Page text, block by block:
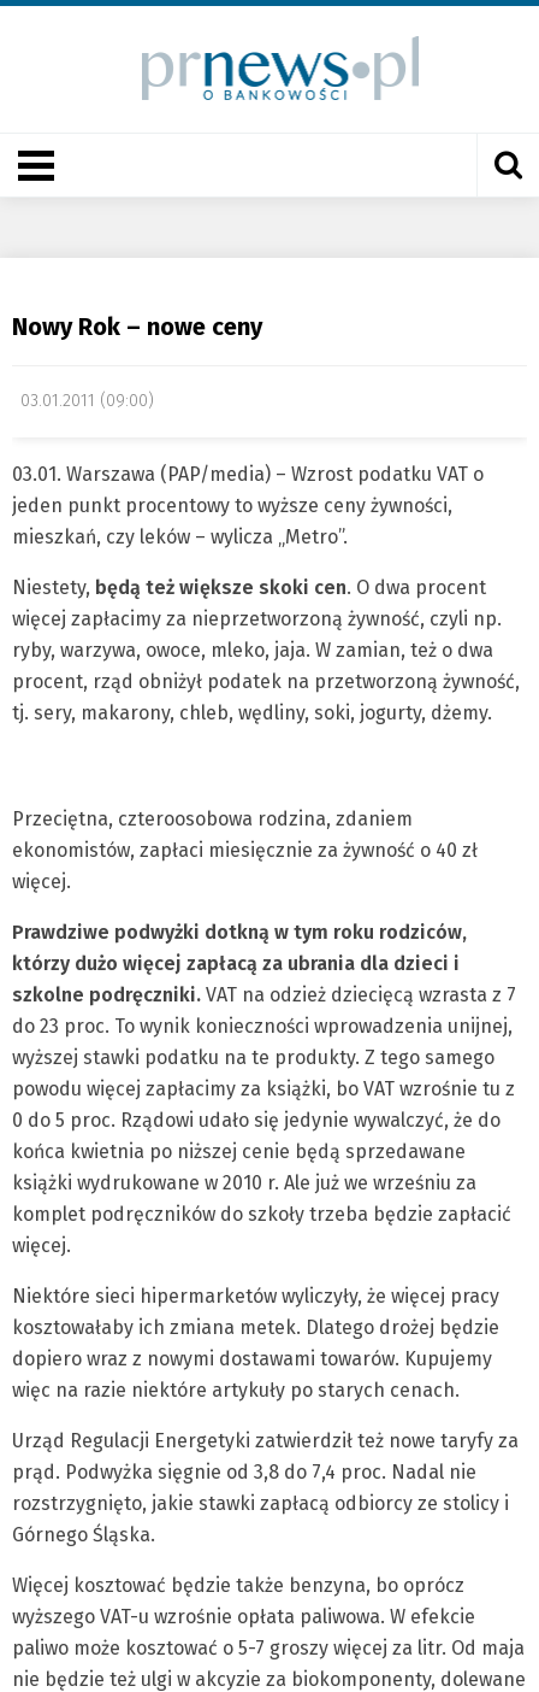
Nowy Rok – nowe ceny
03.01.2011 (09:00)
03.01. Warszawa (PAP/media) – Wzrost podatku VAT o
jeden punkt procentowy to wyższe ceny żywności,
mieszkań, czy leków – wylicza „Metro”.
Niestety, będą też większe skoki cen. O dwa procent
więcej zapłacimy za nieprzetworzoną żywność, czyli np.
ryby, warzywa, owoce, mleko, jaja. W zamian, też o dwa
procent, rząd obniżył podatek na przetworzoną żywność,
tj. sery, makarony, chleb, wędliny, soki, jogurty, dżemy.
Przeciętna, czteroosobowa rodzina, zdaniem
ekonomistów, zapłaci miesięcznie za żywność o 40 zł
więcej.
Prawdziwe podwyżki dotkną w tym roku rodziców,
którzy dużo więcej zapłacą za ubrania dla dzieci i
szkolne podręczniki. VAT na odzież dziecięcą wzrasta z 7
do 23 proc. To wynik konieczności wprowadzenia unijnej,
wyższej stawki podatku na te produkty. Z tego samego
powodu więcej zapłacimy za książki, bo VAT wzrośnie tu z
0 do 5 proc. Rządowi udało się jedynie wywalczyć, że do
końca kwietnia po niższej cenie będą sprzedawane
książki wydrukowane w 2010 r. Ale już we wrześniu za
komplet podręczników do szkoły trzeba będzie zapłacić
więcej.
Niektóre sieci hipermarketów wyliczyły, że więcej pracy
kosztowałaby ich zmiana metek. Dlatego drożej będzie
dopiero wraz z nowymi dostawami towarów. Kupujemy
więc na razie niektóre artykuły po starych cenach.
Urząd Regulacji Energetyki zatwierdził też nowe taryfy za
prąd. Podwyżka sięgnie od 3,8 do 7,4 proc. Nadal nie
rozstrzygnięto, jakie stawki zapłacą odbiorcy ze stolicy i
Górnego Śląska.
Więcej kosztować będzie także benzyna, bo oprócz
wyższego VAT-u wzrośnie opłata paliwowa. W efekcie
paliwo może kosztować o 5-7 groszy więcej za litr. Od maja
nie będzie też ulgi w akcyzie za biokomponenty, dolewane